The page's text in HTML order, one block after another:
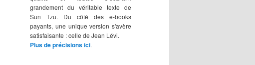
grandement du véritable texte de
Sun Tzu. Du côté des e-books
payants, une unique version s'avère
satisfaisante : celle de Jean Lévi.
Plus de précisions ici.